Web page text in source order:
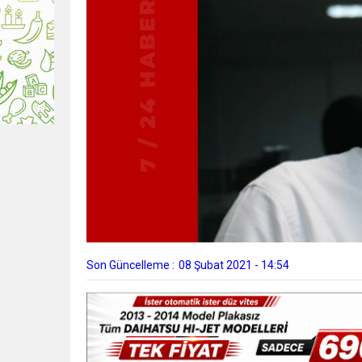
Son Güncelleme : 08 Şubat 2021 - 14:54